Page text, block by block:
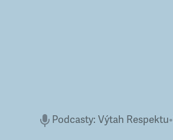
Podcasty: Výtah Respektu•